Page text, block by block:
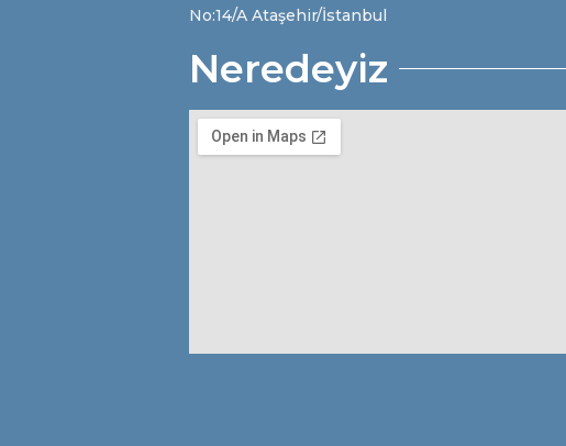
No:14/A Ataşehir/İstanbul​
Neredeyiz